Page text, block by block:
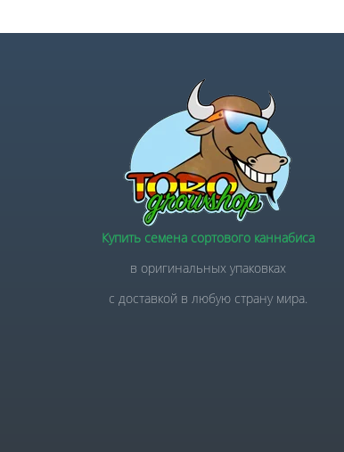
Купить семена сортового каннабиса
в оригинальных упаковках
с доставкой в любую страну мира.